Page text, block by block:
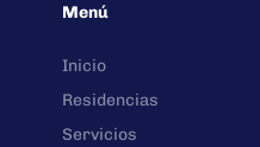
Menú
Inicio
Residencias
Servicios